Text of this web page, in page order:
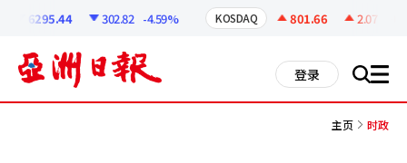
6295.44 302.82 -4.59% KOSDAQ 801.66 2.07
登录 搜 all
主页 时政